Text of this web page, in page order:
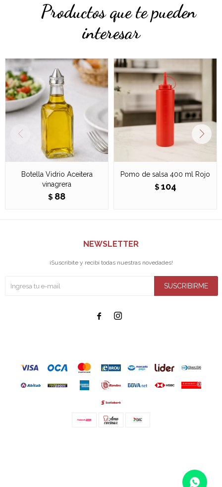
Productos que te pueden
interesar
Botella Vidrio Aceitera
vinagrera
$ 88
Pomo de salsa 400 ml Rojo
$ 104
NEWSLETTER
¡Suscribite y recibí todas nuestras novedades!
SUSCRIBIRME
 